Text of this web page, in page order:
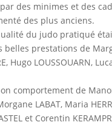
des minimes et des
des plus anciens.
du judo pratiqué
prestations de
Hugo LOUSSOUARN,
comportement de
LABAT, Maria
et Corentin